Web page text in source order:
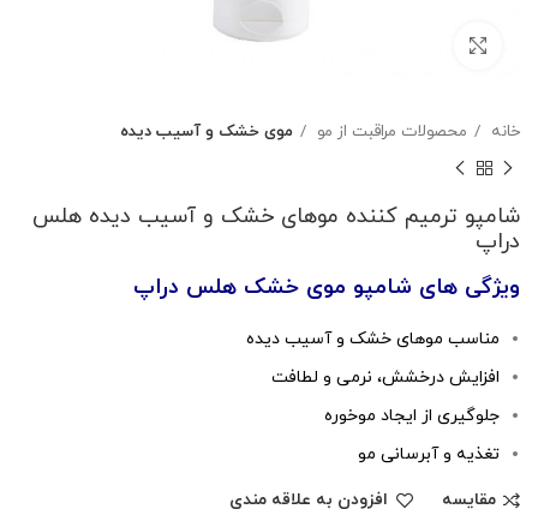
خانه محصولات مراقبت از مو موی خشک و آسیب دیده
شامپو ترمیم کننده موهای خشک و آسیب دیده هلس
دراپ
ویژگی های شامپو موی خشک هلس دراپ
مناسب موهای خشک و آسیب دیده
افزایش درخشش، نرمی و لطافت
جلوگیری از ایجاد موخوره
تغذیه و آبرسانی مو
مقایسه
افزودن به علاقه مندی